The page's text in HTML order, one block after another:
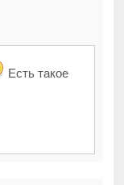
Есть такое